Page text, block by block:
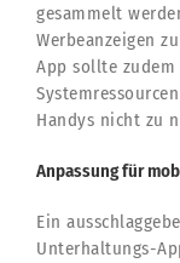
gesammelt
Werbeanzeigen
App sollte
Handys nicht zu
Anpassung für
Ein
Unterhaltungs-